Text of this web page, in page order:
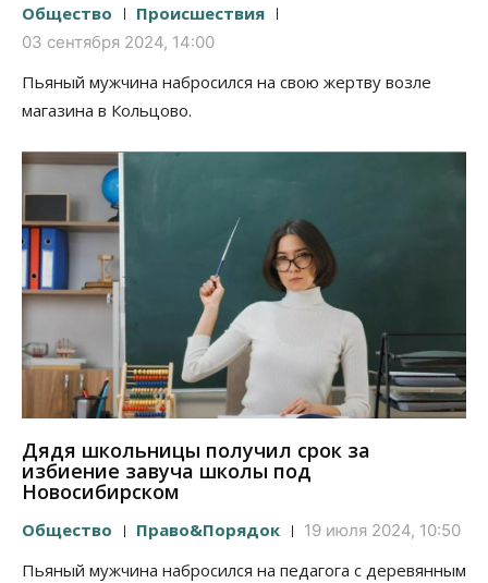
Общество Происшествия
03 сентября 2024, 14:00
Пьяный мужчина набросился на свою жертву возле
магазина в Кольцово.
Дядя школьницы получил срок за
избиение завуча школы под
Новосибирском
Общество Право&Порядок 19 июля 2024, 10:50
Пьяный мужчина набросился на педагога с деревянным